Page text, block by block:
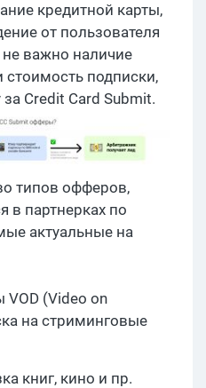
кредитной карты,
от пользователя
не важно наличие
стоимость подписки,
Credit Card Submit.
типов офферов,
в партнерках по
актуальные на
VOD (Video on
на стриминговые
книг, кино и пр.